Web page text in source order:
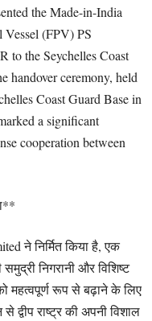
the Made-in-India
Vessel (FPV) PS
to the Seychelles Coast
handover ceremony, held
Coast Guard Base in
a significant
cooperation between
ने निर्मित किया है, एक
निगरानी और विशिष्ट
महत्वपूर्ण रूप से बढ़ाने के लिए
द्वीप राष्ट्र की अपनी विशाल